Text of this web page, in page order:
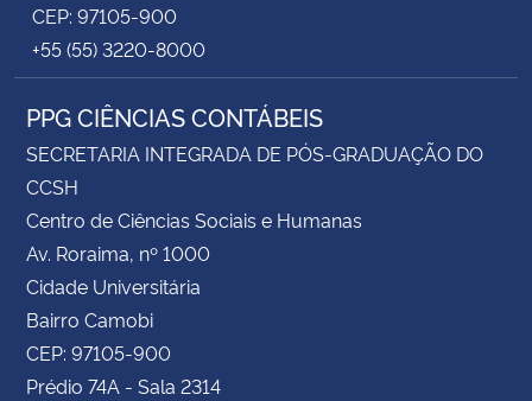
Gabinete de Segurança Institucional
Advocacia-Geral da União
CEP: 97105-900
+55 (55) 3220-8000
PPG CIÊNCIAS CONTÁBEIS
SECRETARIA INTEGRADA DE PÓS-GRADUAÇÃO DO
CCSH
Centro de Ciências Sociais e Humanas
Av. Roraima, nº 1000
Cidade Universitária
Bairro Camobi
CEP: 97105-900
Prédio 74A - Sala 2314